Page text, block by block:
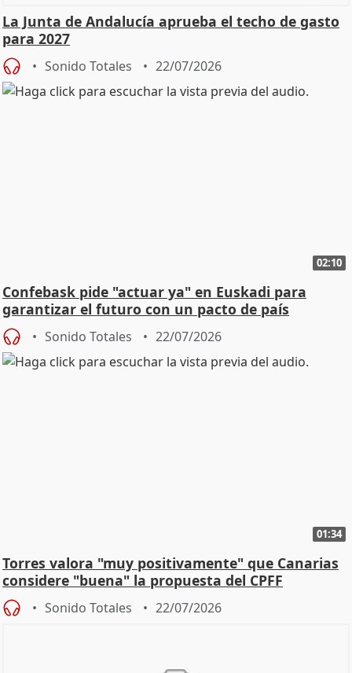
La Junta de Andalucía aprueba el techo de gasto
para 2027
Sonido Totales 22/07/2026
02:10
Confebask pide "actuar ya" en Euskadi para
garantizar el futuro con un pacto de país
Sonido Totales 22/07/2026
01:34
Torres valora "muy positivamente" que Canarias
considere "buena" la propuesta del CPFF
Sonido Totales 22/07/2026